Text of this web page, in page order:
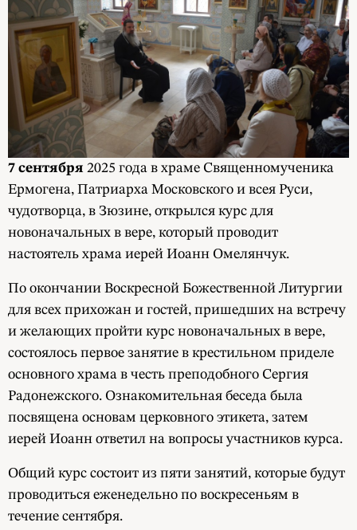
7 сентября 2025 года в храме Священномученика
Ермогена, Патриарха Московского и всея Руси,
чудотворца, в Зюзине, открылся курс для
новоначальных в вере, который проводит
настоятель храма иерей Иоанн Омелянчук.
По окончании Воскресной Божественной Литургии
для всех прихожан и гостей, пришедших на встречу
и желающих пройти курс новоначальных в вере,
состоялось первое занятие в крестильном приделе
основного храма в честь преподобного Сергия
Радонежского. Ознакомительная беседа была
посвящена основам церковного этикета, затем
иерей Иоанн ответил на вопросы участников курса.
Общий курс состоит из пяти занятий, которые будут
проводиться еженедельно по воскресеньям в
течение сентября.